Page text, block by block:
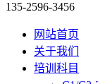
135-2596-3456
网站首页
关于我们
培训科目